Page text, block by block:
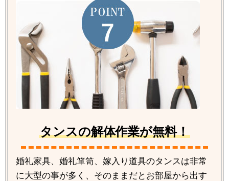
タンスの解体作業が無料！
婚礼家具、婚礼箪笥、嫁入り道具のタンスは非常
に大型の事が多く、そのままだとお部屋から出す